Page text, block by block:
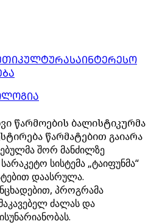
ᲙᲣᲚᲢᲣᲠᲐᲡᲐᲘᲜᲢᲔᲠᲔᲡᲝ
წარმოების ბალისტიკურმა
წარმატებით გაიარა
შორ მანძილზე
სისტემა „ტაიფუნმა“
დაასრულა.
პროგრამა
ძალას და